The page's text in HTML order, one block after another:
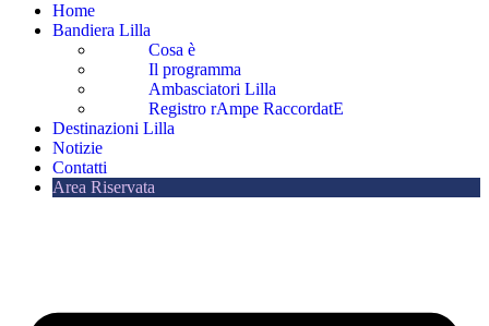
Home
Bandiera Lilla
Cosa è
Il programma
Ambasciatori Lilla
Registro rAmpe RaccordatE
Destinazioni Lilla
Notizie
Contatti
Area Riservata